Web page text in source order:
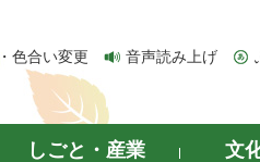
色合い変更 音声読み上げ
しごと・産業 文